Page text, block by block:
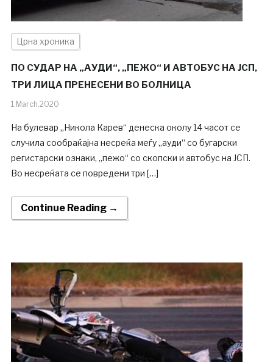
Црна хроника
ПО СУДАР НА „АУДИ“, „ПЕЖО“ И АВТОБУС НА ЈСП,
ТРИ ЛИЦА ПРЕНЕСЕНИ ВО БОЛНИЦА
1.March.2020
На булевар „Никола Карев“ денеска околу 14 часот се
случила сообраќајна несреќа меѓу „ауди“ со бугарски
регистарски ознаки, „пежо“ со скопски и автобус на ЈСП.
Во несреќата се повредени три […]
Continue Reading →